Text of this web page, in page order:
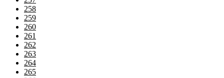
258
259
260
261
262
263
264
265